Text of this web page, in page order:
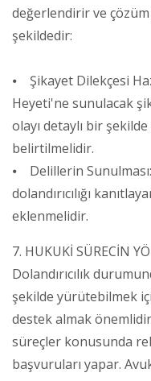
değerlendirir ve
şekildedir:
⦁ Şikayet Dilekçesi
Heyeti'ne sunulacak
olayı detaylı bir
belirtilmelidir.
⦁ Delillerin
dolandırıcılığı
eklenmelidir.
7. HUKUKİ SÜRECİN
Dolandırıcılık
şekilde yürütebilmek
destek almak
süreçler konusunda
başvuruları yapar.